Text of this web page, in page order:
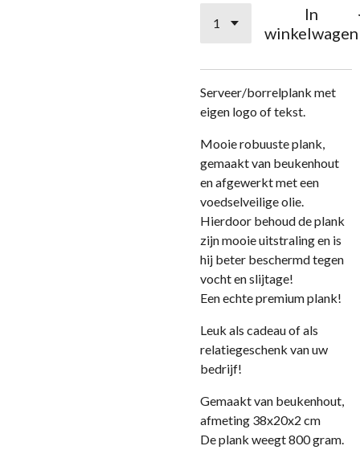
In
winkelwagen
Serveer/borrelplank met
eigen logo of tekst.
Mooie robuuste plank,
gemaakt van beukenhout
en afgewerkt met een
voedselveilige olie.
Hierdoor behoud de plank
zijn mooie uitstraling en is
hij beter beschermd tegen
vocht en slijtage!
Een echte premium plank!
Leuk als cadeau of als
relatiegeschenk van uw
bedrijf!
Gemaakt van beukenhout,
afmeting 38x20x2 cm
De plank weegt 800 gram.